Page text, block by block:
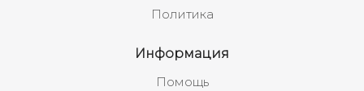
Политика
Информация
Помощь